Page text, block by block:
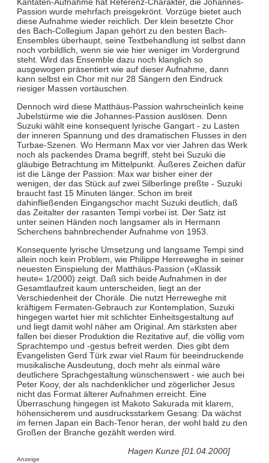
Passion wurde mehrfach preisgekrönt. Vorzüge bietet auch
diese Aufnahme wieder reichlich. Der klein besetzte Chor
des Bach-Collegium Japan gehört zu den besten Bach-
Ensembles überhaupt, seine Textbehandlung ist selbst dann
noch vorbildlich, wenn sie wie hier weniger im Vordergrund
steht. Wird das Ensemble dazu noch klanglich so
ausgewogen präsentiert wie auf dieser Aufnahme, dann
kann selbst ein Chor mit nur 28 Sängern den Eindruck
riesiger Massen vortäuschen.
Dennoch wird diese Matthäus-Passion wahrscheinlich keine
Jubelstürme wie die Johannes-Passion auslösen. Denn
Suzuki wählt eine konsequent lyrische Gangart - zu Lasten
der inneren Spannung und des dramatischen Flusses in den
Turbae-Szenen. Wo Hermann Max vor vier Jahren das Werk
noch als packendes Drama begriff, steht bei Suzuki die
gläubige Betrachtung im Mittelpunkt. Äußeres Zeichen dafür
ist die Länge der Passion: Max war bisher einer der
wenigen, der das Stück auf zwei Silberlinge preßte - Suzuki
braucht fast 15 Minuten länger. Schon im breit
dahinfließenden Eingangschor macht Suzuki deutlich, daß
das Zeitalter der rasanten Tempi vorbei ist. Der Satz ist
unter seinen Händen noch langsamer als in Hermann
Scherchens bahnbrechender Aufnahme von 1953.
Konsequente lyrische Umsetzung und langsame Tempi sind
allein noch kein Problem, wie Philippe Herreweghe in seiner
neuesten Einspielung der Matthäus-Passion (»Klassik
heute« 1/2000) zeigt. Daß sich beide Aufnahmen in der
Gesamtlaufzeit kaum unterscheiden, liegt an der
Verschiedenheit der Choräle. Die nutzt Herreweghe mit
kräftigem Fermaten-Gebrauch zur Kontemplation, Suzuki
hingegen wartet hier mit schlichter Einheitsgestaltung auf
und liegt damit wohl näher am Original. Am stärksten aber
fallen bei dieser Produktion die Rezitative auf, die völlig vom
Sprachtempo und -gestus befreit werden. Dies gibt dem
Evangelisten Gerd Türk zwar viel Raum für beeindruckende
musikalische Ausdeutung, doch mehr als einmal wäre
deutlichere Sprachgestaltung wünschenswert - wie auch bei
Peter Kooy, der als nachdenklicher und zögerlicher Jesus
nicht das Format älterer Aufnahmen erreicht. Eine
Überraschung hingegen ist Makoto Sakurada mit klarem,
höhensicherem und ausdrucksstarkem Gesang: Da wächst
im fernen Japan ein Bach-Tenor heran, der wohl bald zu den
Großen der Branche gezählt werden wird.
Hagen Kunze [01.04.2000]
Anzeige